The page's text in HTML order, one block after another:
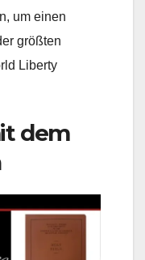
um einen
größten
Liberty
dem